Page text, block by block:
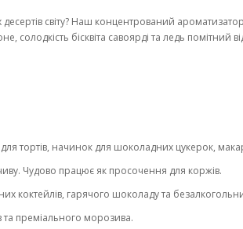
світу? Наш концентрований
бісквіта савоярді та ледь помітний
тортів, начинок для шоколадних цукерок,
Чудово працює як просочення для коржів.
коктейлів, гарячого шоколаду та
та преміального морозива.